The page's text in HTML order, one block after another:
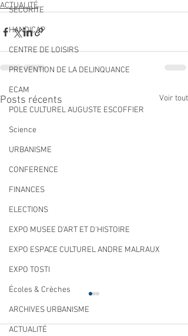
SECURITE
HANDICAP
CENTRE DE LOISIRS
PREVENTION DE LA DELINQUANCE
ECAM
POLE CULTUREL AUGUSTE ESCOFFIER
Science
URBANISME
CONFERENCE
FINANCES
ELECTIONS
EXPO MUSEE D'ART ET D'HISTOIRE
EXPO ESPACE CULTUREL ANDRE MALRAUX
EXPO TOSTI
Écoles & Crèches
ARCHIVES URBANISME
ACTUALITÉ
ACTUALITÉ
Posts récents Voir tout